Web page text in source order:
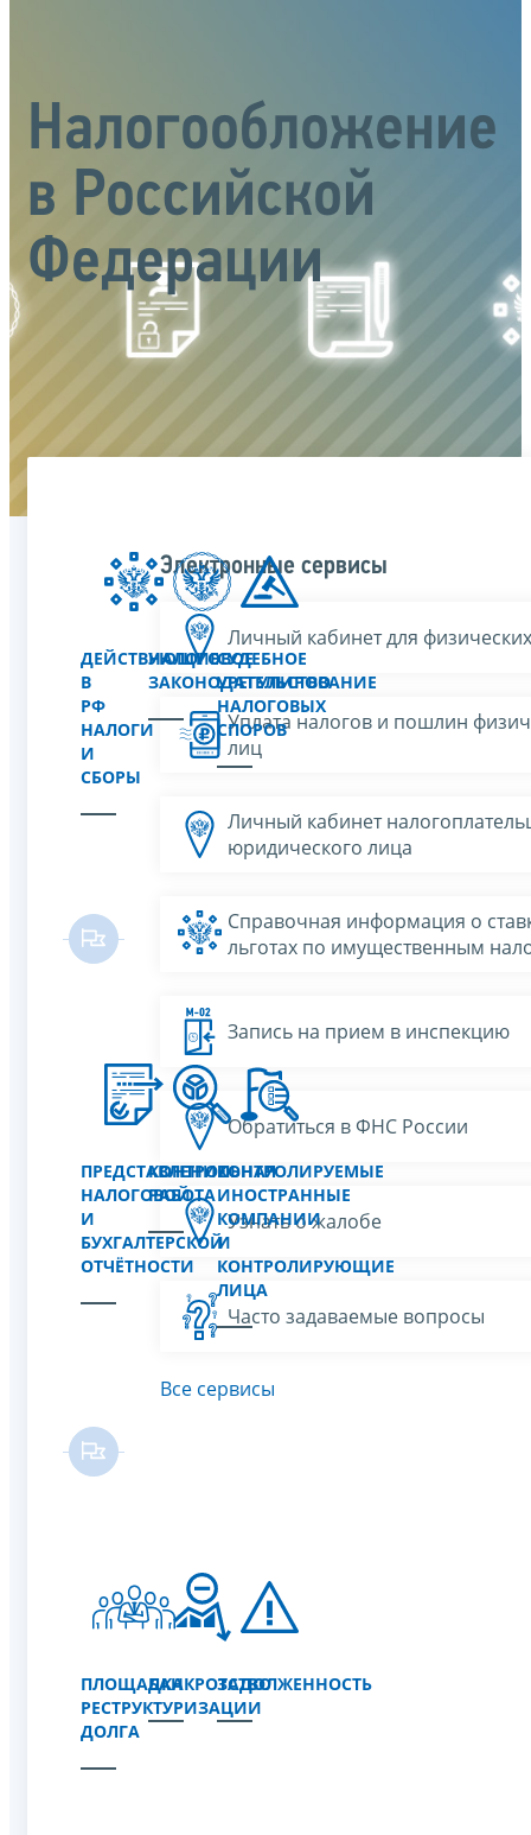
Налогообложение
в Российской
Федерации
ДЕЙСТВУЮЩИЕ
В
РФ
НАЛОГИ
И
СБОРЫ
НАЛОГОВОЕ
ЗАКОНОДАТЕЛЬСТВО
СУДЕБНОЕ
УРЕГУЛИРОВАНИЕ
НАЛОГОВЫХ
СПОРОВ
ПРЕДСТАВЛЕНИЕ
НАЛОГОВОЙ
И
БУХГАЛТЕРСКОЙ
ОТЧЁТНОСТИ
КОНТРОЛЬНАЯ
РАБОТА
КОНТРОЛИРУЕМЫЕ
ИНОСТРАННЫЕ
КОМПАНИИ
И
КОНТРОЛИРУЮЩИЕ
ЛИЦА
ПЛОЩАДКА
РЕСТРУКТУРИЗАЦИИ
ДОЛГА
БАНКРОТСТВОЗАДОЛЖЕННОСТЬ
Электронные сервисы
Личный кабинет для
Уплата налогов и пошлин
лиц
Личный кабинет
юридического лица
Справочная информация о
льготах по имущественным
Запись на прием в инспекцию
Обратиться в ФНС России
Узнать о жалобе
Часто задаваемые вопросы
Все сервисы